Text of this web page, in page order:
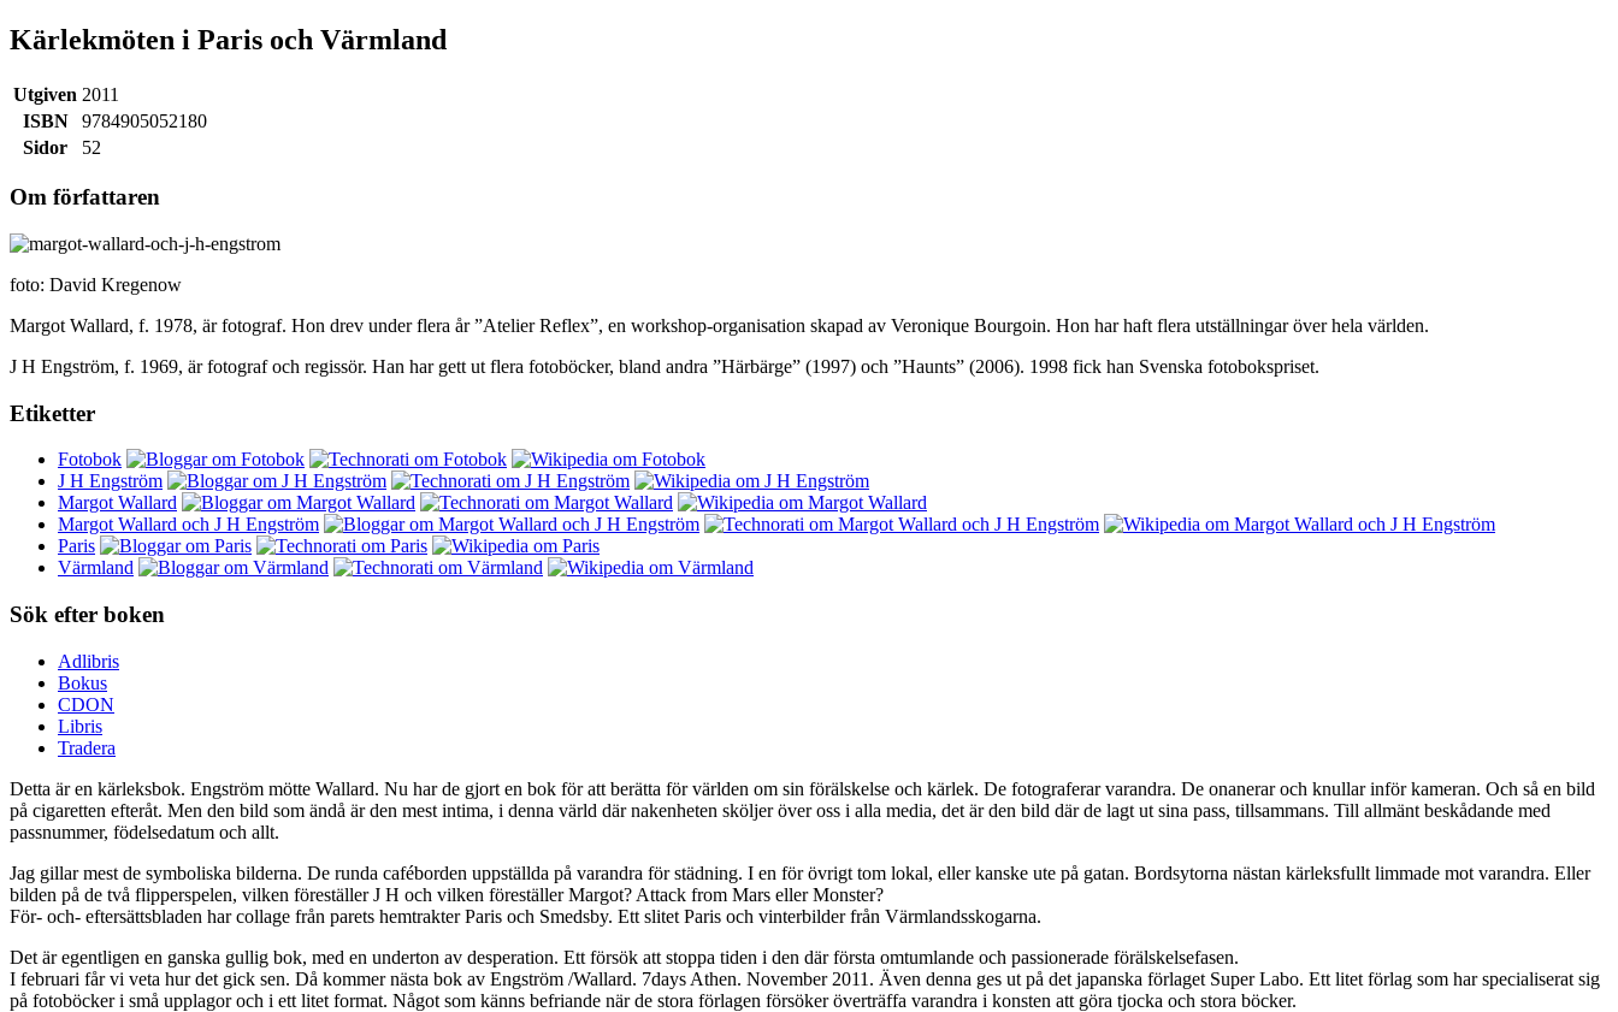
Kärlekmöten i Paris och Värmland
Utgiven 2011
ISBN
9784905052180
Sidor
52
Om författaren
foto: David Kregenow
Margot Wallard, f. 1978, är fotograf. Hon drev under flera år ”Atelier Reflex”, en workshop-organisation skapad av Veronique Bourgoin. Hon har haft flera utställningar över hela världen.
J H Engström, f. 1969, är fotograf och regissör. Han har gett ut flera fotoböcker, bland andra ”Härbärge” (1997) och ”Haunts” (2006). 1998 fick han Svenska fotobokspriset.
Etiketter
Fotobok
J H Engström
Margot Wallard
Margot Wallard och J H Engström
Paris
Värmland
Sök efter boken
Adlibris
Bokus
CDON
Libris
Tradera
Detta är en kärleksbok. Engström mötte Wallard. Nu har de gjort en bok för att berätta för världen om sin förälskelse och kärlek. De fotograferar varandra. De onanerar och knullar inför kameran. Och så en bild
på cigaretten efteråt. Men den bild som ändå är den mest intima, i denna värld där nakenheten sköljer över oss i alla media, det är den bild där de lagt ut sina pass, tillsammans. Till allmänt beskådande med
passnummer, födelsedatum och allt.
Jag gillar mest de symboliska bilderna. De runda caféborden uppställda på varandra för städning. I en för övrigt tom lokal, eller kanske ute på gatan. Bordsytorna nästan kärleksfullt limmade mot varandra. Eller
bilden på de två flipperspelen, vilken föreställer J H och vilken föreställer Margot? Attack from Mars eller Monster?
För- och- eftersättsbladen har collage från parets hemtrakter Paris och Smedsby. Ett slitet Paris och vinterbilder från Värmlandsskogarna.
Det är egentligen en ganska gullig bok, med en underton av desperation. Ett försök att stoppa tiden i den där första omtumlande och passionerade förälskelsefasen.
I februari får vi veta hur det gick sen. Då kommer nästa bok av Engström /Wallard. 7days Athen. November 2011. Även denna ges ut på det japanska förlaget Super Labo. Ett litet förlag som har specialiserat sig
på fotoböcker i små upplagor och i ett litet format. Något som känns befriande när de stora förlagen försöker överträffa varandra i konsten att göra tjocka och stora böcker.